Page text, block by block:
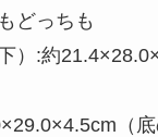
どっちも
）:約
（底